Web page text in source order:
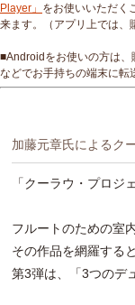
Player」 をお使いいただく
来ます。（アプリ上では、
■Androidをお使いの方は
などでお手持ちの端末に転
加藤元章氏によるク
「クーラウ・プロジ
フルートのための室
その作品を網羅する
第3弾は、「3つのデ